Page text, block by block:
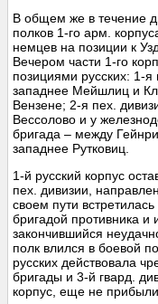
В общем же в течение
полков 1-го арм.
немцев на позиции к
Вечером части 1-го
позициями русских: 1-
западнее Мейшлиц и
Вензене; 2-я пех.
Вессолово и у
бригада – между
западнее Рутковиц.
1-й русский корпус
пех. дивизии,
своем пути
бригадой противника
закончившийся
полк влился в боевой
русских действовала
бригады и 3-й гвард.
корпус, еще не